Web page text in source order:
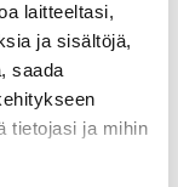
laitteeltasi,
ja sisältöjä,
saada
tietojasi ja mihin